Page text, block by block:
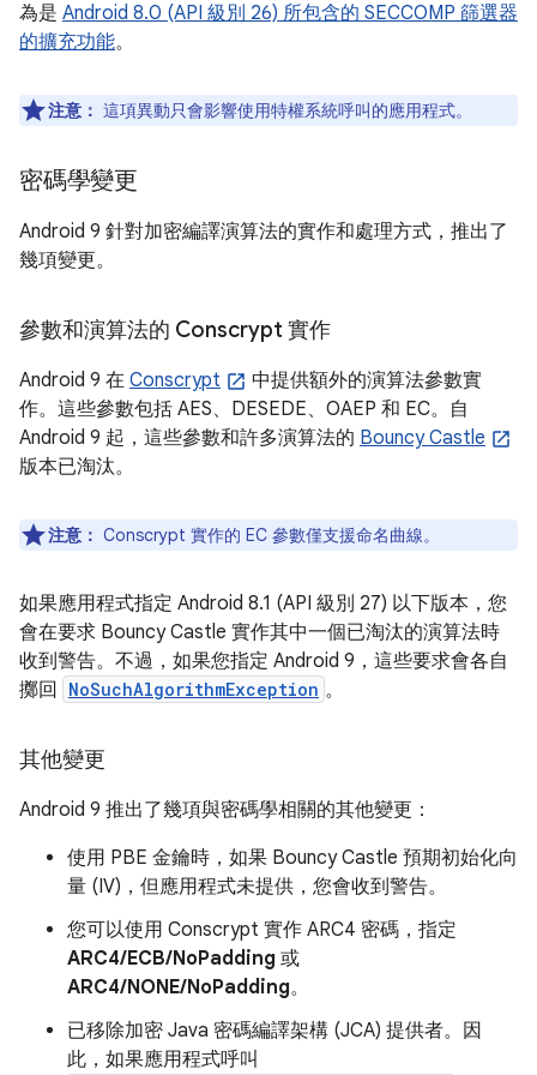
為是 Android 8.0 (API 級別 26) 所包含的 SECCOMP 篩選器
的擴充功能。
注意： 這項異動只會影響使用特權系統呼叫的應用程式。
密碼學變更
Android 9 針對加密編譯演算法的實作和處理方式，推出了
幾項變更。
參數和演算法的 Conscrypt 實作
Android 9 在 Conscrypt
中提供額外的演算法參數實
作。這些參數包括 AES、DESEDE、OAEP 和 EC。自
Android 9 起，這些參數和許多演算法的 Bouncy Castle
版本已淘汰。
注意： Conscrypt 實作的 EC 參數僅支援命名曲線。
如果應用程式指定 Android 8.1 (API 級別 27) 以下版本，您
會在要求 Bouncy Castle 實作其中一個已淘汰的演算法時
收到警告。不過，如果您指定 Android 9，這些要求會各自
擲回
NoSuchAlgorithmException 。
其他變更
Android 9 推出了幾項與密碼學相關的其他變更：
使用 PBE 金鑰時，如果 Bouncy Castle 預期初始化向
量 (IV)，但應用程式未提供，您會收到警告。
您可以使用 Conscrypt 實作 ARC4 密碼，指定
ARC4/ECB/NoPadding 或
ARC4/NONE/NoPadding。
已移除加密 Java 密碼編譯架構 (JCA) 提供者。因
此，如果應用程式呼叫